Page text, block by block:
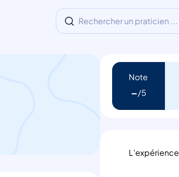
Rechercher un praticien ...
Note
-
L’expérience